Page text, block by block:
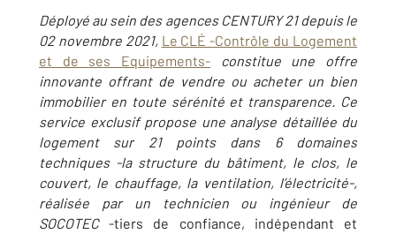
Déployé au sein des agences CENTURY 21 depuis le
02 novembre 2021, Le CLÉ -Contrôle du Logement
et de ses Equipements- constitue une offre
innovante offrant de vendre ou acheter un bien
immobilier en toute sérénité et transparence. Ce
service exclusif propose une analyse détaillée du
logement sur 21 points dans 6 domaines
techniques -la structure du bâtiment, le clos, le
couvert, le chauffage, la ventilation, l’électricité-,
réalisée par un technicien ou ingénieur de
SOCOTEC-tiers de confiance, indépendant et